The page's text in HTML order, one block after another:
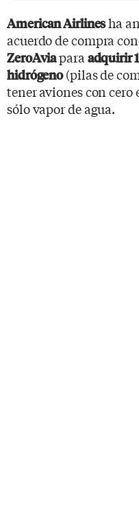
American Airlinesha
acuerdo de compra
ZeroAviapara adquirir
hidrógeno(pilas de
tener aviones con
sólo vapor de agua.